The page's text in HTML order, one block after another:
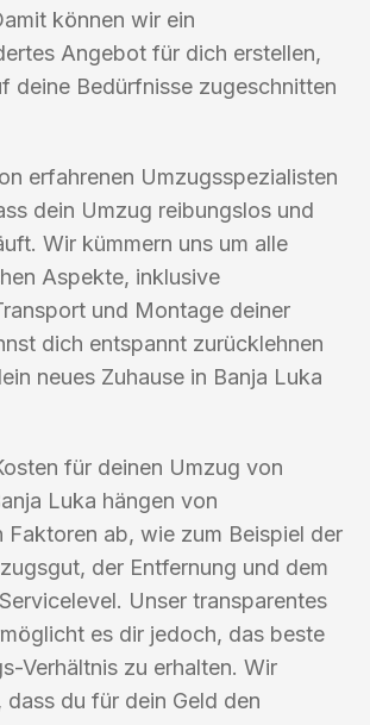
können wir ein
Angebot für dich erstellen,
deine Bedürfnisse zugeschnitten
erfahrenen Umzugsspezialisten
dein Umzug reibungslos und
Wir kümmern uns um alle
Aspekte, inklusive
und Montage deiner
dich entspannt zurücklehnen
neues Zuhause in Banja Luka
für deinen Umzug von
Luka hängen von
Faktoren ab, wie zum Beispiel der
der Entfernung und dem
Unser transparentes
es dir jedoch, das beste
Verhältnis zu erhalten. Wir
dass du für dein Geld den